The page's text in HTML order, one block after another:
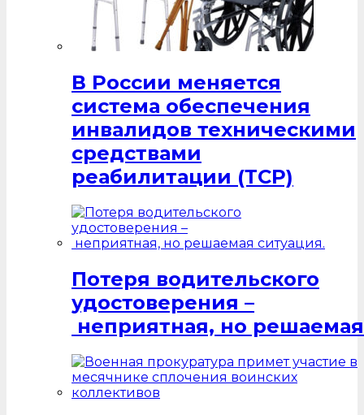
В России меняется
система обеспечения
инвалидов техническими
средствами
реабилитации (ТСР)
Потеря водительского
удостоверения –
неприятная, но